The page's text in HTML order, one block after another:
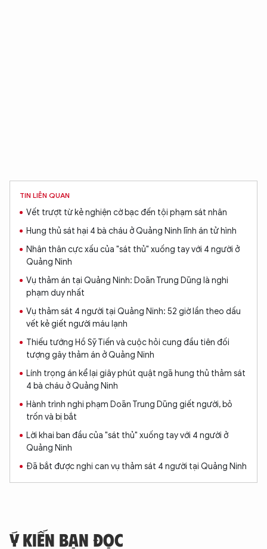
TIN LIÊN QUAN
Vết trượt từ kẻ nghiện cờ bạc đến tội phạm sát nhân
Hung thủ sát hại 4 bà cháu ở Quảng Ninh lĩnh án tử hình
Nhân thân cực xấu của "sát thủ" xuống tay với 4 người ở
Quảng Ninh
Vụ thảm án tại Quảng Ninh: Doãn Trung Dũng là nghi
phạm duy nhất
Vụ thảm sát 4 người tại Quảng Ninh: 52 giờ lần theo dấu
vết kẻ giết người máu lạnh
Thiếu tướng Hồ Sỹ Tiến và cuộc hỏi cung đầu tiên đối
tượng gây thảm án ở Quảng Ninh
Lính trọng án kể lại giây phút quật ngã hung thủ thảm sát
4 bà cháu ở Quảng Ninh
Hành trình nghi phạm Doãn Trung Dũng giết người, bỏ
trốn và bị bắt
Lời khai ban đầu của "sát thủ" xuống tay với 4 người ở
Quảng Ninh
Đã bắt được nghi can vụ thảm sát 4 người tại Quảng Ninh
Ý KIẾN BẠN ĐỌC